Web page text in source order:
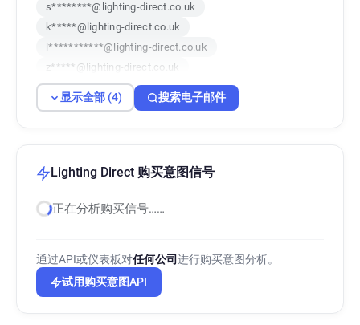
s********@lighting-direct.co.uk
k*****@lighting-direct.co.uk
l***********@lighting-direct.co.uk
z*****@lighting-direct.co.uk
显示全部 (4) 搜索电子邮件
Lighting Direct 购买意图信号
正在分析购买信号……
通过API或仪表板对任何公司进行购买意图分析。
试用购买意图API